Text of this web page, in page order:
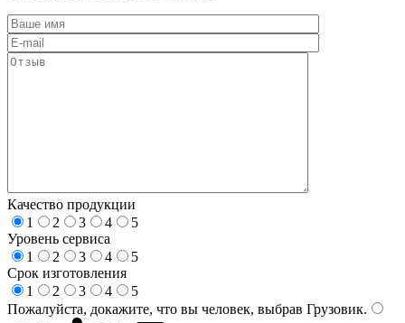
Качество продукции
1
2 3 4
5
Уровень сервиса
1
2 3 4
5
Срок изготовления
1
2 3 4
5
Пожалуйста, докажите, что вы человек, выбрав Грузовик.